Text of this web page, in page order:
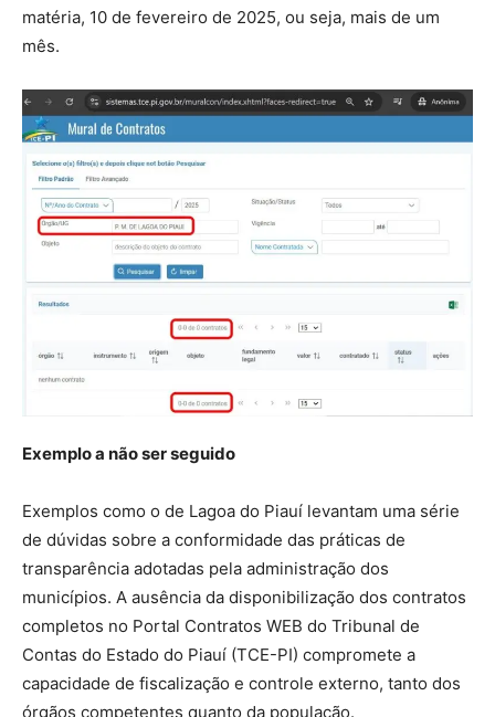
matéria, 10 de fevereiro de 2025, ou seja, mais de um
mês.
Exemplo a não ser seguido
Exemplos como o de Lagoa do Piauí levantam uma série
de dúvidas sobre a conformidade das práticas de
transparência adotadas pela administração dos
municípios. A ausência da disponibilização dos contratos
completos no Portal Contratos WEB do Tribunal de
Contas do Estado do Piauí (TCE-PI) compromete a
capacidade de fiscalização e controle externo, tanto dos
órgãos competentes quanto da população.